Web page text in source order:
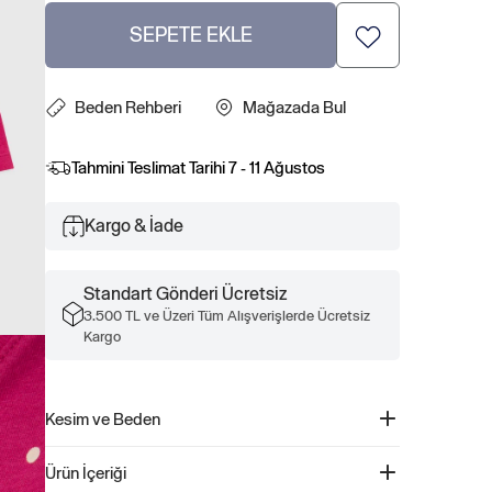
SEPETE EKLE
Beden Rehberi Mağazada Bul
Tahmini Teslimat Tarihi7 - 11 Ağustos
Kargo & İade
Standart Gönderi Ücretsiz
3.500 TL ve Üzeri Tüm Alışverişlerde Ücretsiz
Kargo
Kesim ve Beden
Ürün İçeriği